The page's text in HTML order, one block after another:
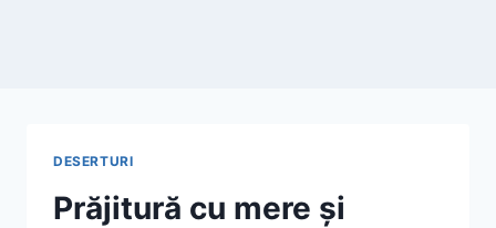
DESERTURI
Prăjitură cu mere și